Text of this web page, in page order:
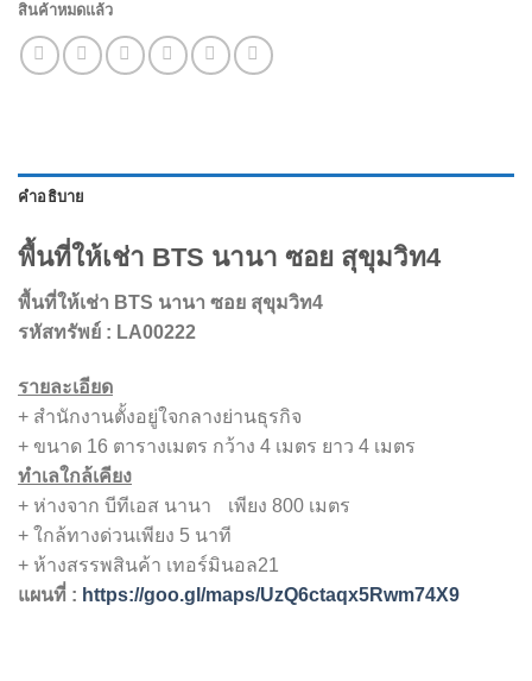
สินค้าหมดแล้ว
คำอธิบาย
พื้นที่ให้เช่า BTS นานา ซอย สุขุมวิท4
พื้นที่ให้เช่า BTS นานา ซอย สุขุมวิท4
รหัสทรัพย์ : LA00222
รายละเอียด
+ สำนักงานตั้งอยู่ใจกลางย่านธุรกิจ
+ ขนาด 16 ตารางเมตร กว้าง 4 เมตร ยาว 4 เมตร
ทำเลใกล้เคียง
+ ห่างจาก บีทีเอส นานา เพียง 800 เมตร
+ ใกล้ทางด่วนเพียง 5 นาที
+ ห้างสรรพสินค้า เทอร์มินอล21
แผนที่ : https://goo.gl/maps/UzQ6ctaqx5Rwm74X9